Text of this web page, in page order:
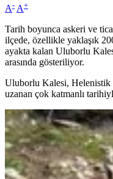
A- A+
Tarih boyunca askeri ve
ilçede, özellikle yaklaşık
ayakta kalan Uluborlu
arasında gösteriliyor.
Uluborlu Kalesi, Helenistik
uzanan çok katmanlı